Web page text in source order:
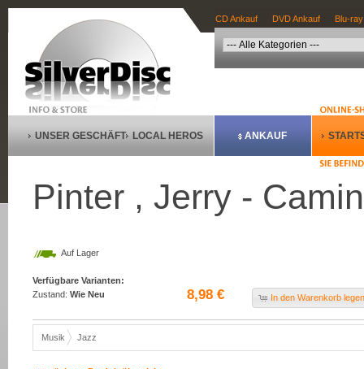
CD Ankauf DVD Ankauf Blu-
UNSER GESCHÄFT LOCAL HEROS ANKAUF
Pinter , Jerry -
Auf Lager
Verfügbare Varianten:
Zustand: Wie Neu 8,98 € In den Warenkorb
Musik Jazz